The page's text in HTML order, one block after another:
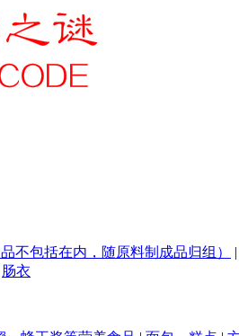
不包括在内，随原料制成品归组） |
肠衣